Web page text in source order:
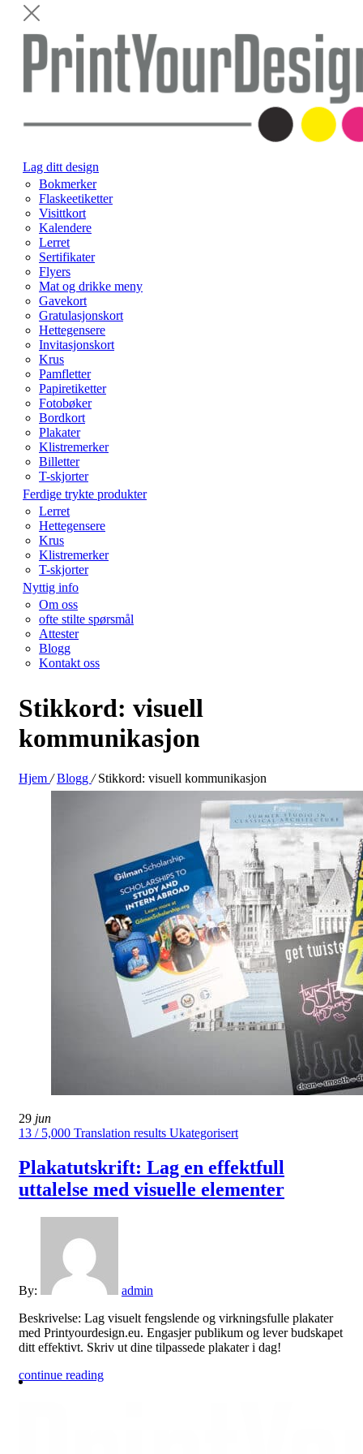
Lag ditt design
Bokmerker
Flaskeetiketter
Visittkort
Kalendere
Lerret
Sertifikater
Flyers
Mat og drikke meny
Gavekort
Gratulasjonskort
Hettegensere
Invitasjonskort
Krus
Pamfletter
Papiretiketter
Fotobøker
Bordkort
Plakater
Klistremerker
Billetter
T-skjorter
Ferdige trykte produkter
Lerret
Hettegensere
Krus
Klistremerker
T-skjorter
Nyttig info
Om oss
ofte stilte spørsmål
Attester
Blogg
Kontakt oss
Stikkord: visuell
kommunikasjon
Hjem /Blogg /Stikkord: visuell kommunikasjon
29 jun
13 / 5,000 Translation results Ukategorisert
Plakatutskrift: Lag en effektfull
uttalelse med visuelle elementer
By:
admin
Beskrivelse: Lag visuelt fengslende og virkningsfulle plakater
med Printyourdesign.eu. Engasjer publikum og lever budskapet
ditt effektivt. Skriv ut dine tilpassede plakater i dag!
continue reading